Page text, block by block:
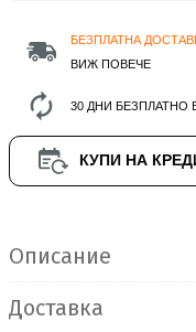
БЕЗПЛАТНА
ВИЖ ПОВЕЧЕ
30 ДНИ БЕЗПЛАТНО
КУПИ НА
Описание
Доставка